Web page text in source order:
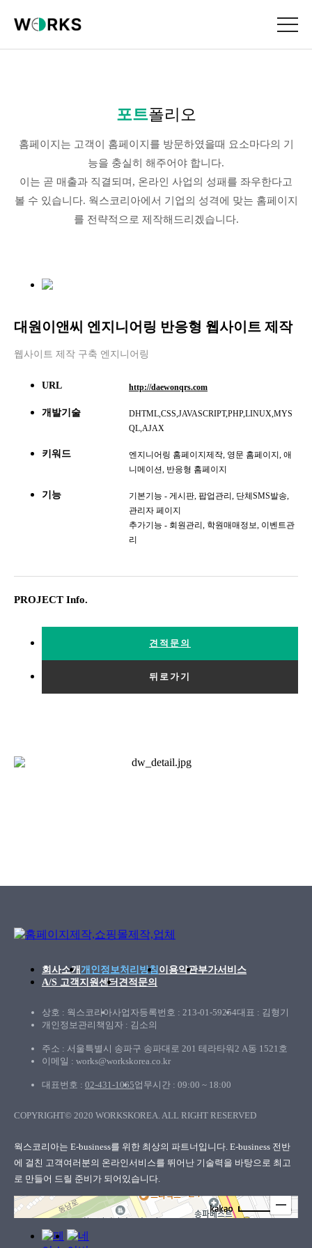
포트폴리오
홈페이지는 고객이 홈페이지를 방문하였을때 요소마다의 기
능을 충실히 해주어야 합니다.
이는 곧 매출과 직결되며, 온라인 사업의 성패를 좌우한다고
볼 수 있습니다. 웍스코리아에서 기업의 성격에 맞는 홈페이지
를 전략적으로 제작해드리겠습니다.
대원이앤씨 엔지니어링 반응형 웹사이트 제작
웹사이트 제작 구축 엔지니어링
URL http://daewonqrs.com
개발기술
DHTML,CSS,JAVASCRIPT,PHP,LINUX,MYS
QL,AJAX
키워드
엔지니어링 홈페이지제작, 영문 홈페이지, 애
니메이션, 반응형 홈페이지
기능
기본기능 - 게시판, 팝업관리, 단체SMS발송,
관리자 페이지
추가기능 - 회원관리, 학원매매정보, 이벤트관
리
PROJECT Info.
견적문의
뒤로가기
회사소개 개인정보처리방침 이용약관부가서비스
A/S 고객지원센터 견적문의
상호 : 웍스코리아사업자등록번호 : 213-01-59254대표 : 김형기
개인정보관리책임자 : 김소의
주소 : 서울특별시 송파구 송파대로 201 테라타워2 A동 1521호
이메일 : works@workskorea.co.kr
대표번호 : 02-431-1065업무시간 : 09:00 ~ 18:00
COPYRIGHT© 2020 WORKSKOREA. ALL RIGHT RESERVED
웍스코리아는 E-business를 위한 최상의 파트너입니다. E-business 전반
에 걸친 고객여러분의 온라인서비스를 뛰어난 기술력을 바탕으로 최고
로 만들어 드릴 준비가 되어있습니다.
웍스코리아